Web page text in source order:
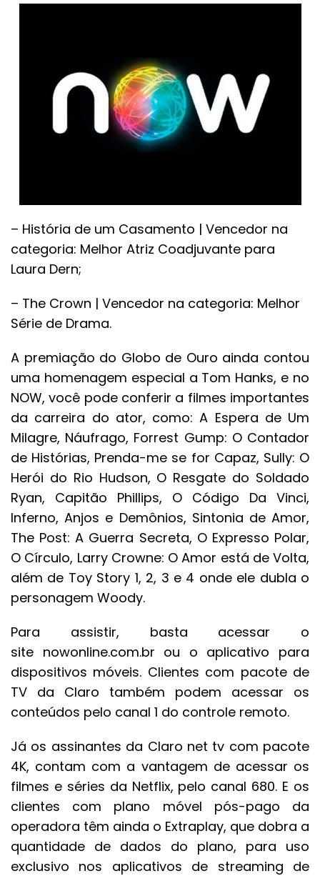
– História de um Casamento | Vencedor na
categoria: Melhor Atriz Coadjuvante para
Laura Dern;
– The Crown | Vencedor na categoria: Melhor
Série de Drama.
A premiação do Globo de Ouro ainda contou
uma homenagem especial a Tom Hanks, e no
NOW, você pode conferir a filmes importantes
da carreira do ator, como: A Espera de Um
Milagre, Náufrago, Forrest Gump: O Contador
de Histórias, Prenda-me se for Capaz, Sully: O
Herói do Rio Hudson, O Resgate do Soldado
Ryan, Capitão Phillips, O Código Da Vinci,
Inferno, Anjos e Demônios, Sintonia de Amor,
The Post: A Guerra Secreta, O Expresso Polar,
O Círculo, Larry Crowne: O Amor está de Volta,
além de Toy Story 1, 2, 3 e 4 onde ele dubla o
personagem Woody.
Para assistir, basta acessar o
site nowonline.com.br ou o aplicativo para
dispositivos móveis. Clientes com pacote de
TV da Claro também podem acessar os
conteúdos pelo canal 1 do controle remoto.
Já os assinantes da Claro net tv com pacote
4K, contam com a vantagem de acessar os
filmes e séries da Netflix, pelo canal 680. E os
clientes com plano móvel pós-pago da
operadora têm ainda o Extraplay, que dobra a
quantidade de dados do plano, para uso
exclusivo nos aplicativos de streaming de